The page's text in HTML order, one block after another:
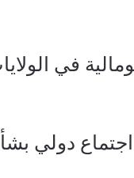
في
دولي